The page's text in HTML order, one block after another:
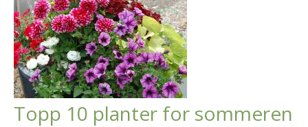
Topp 10 planter for sommeren